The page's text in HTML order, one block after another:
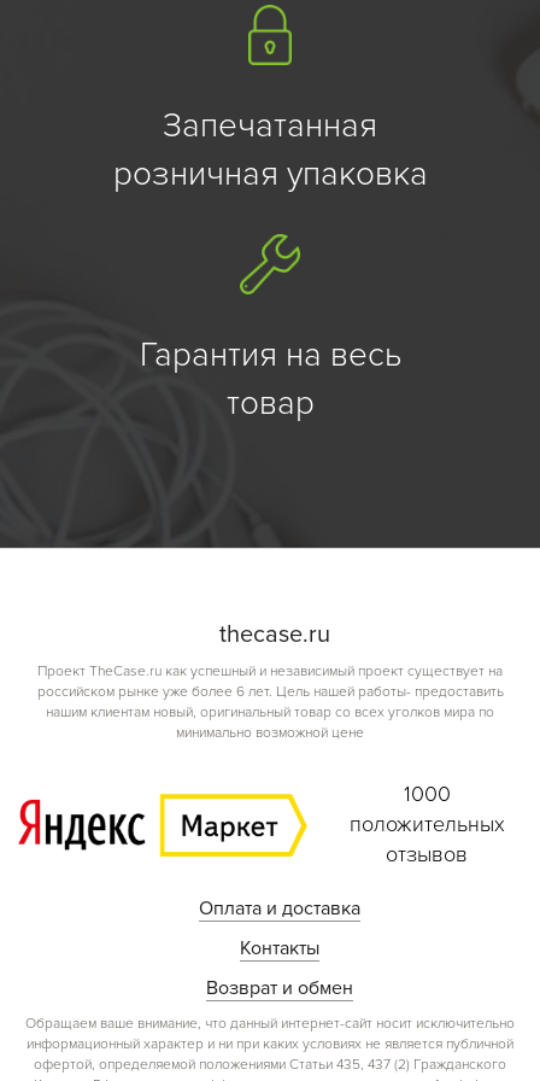
Запечатанная
розничная упаковка
Гарантия на весь
товар
thecase.ru
Проект TheCase.ru как успешный и независимый проект существует на
российском рынке уже более 6 лет. Цель нашей работы- предоставить
нашим клиентам новый, оригинальный товар со всех уголков мира по
минимально возможной цене
1000
положительных
отзывов
Оплата и доставка
Контакты
Возврат и обмен
Обращаем ваше внимание, что данный интернет-сайт носит исключительно
информационный характер и ни при каких условиях не является публичной
офертой, определяемой положениями Статьи 435, 437 (2) Гражданского